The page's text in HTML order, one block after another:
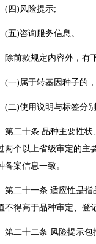
)风险提示;
)咨询服务信息。
款规定内容外，有下
)属于转基因种子的，
)使用说明与标签分别
十条 品种主要性状、
两个以上省级审定的主
备案信息一致。
十一条 适应性是指品
不得高于品种审定、登
十二条 风险提示包括